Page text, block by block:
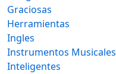
Graciosas
Herramientas
Ingles
Instrumentos Musicales
Inteligentes